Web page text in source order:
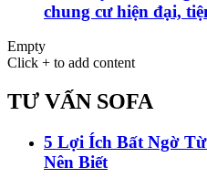
chung cư hiện đại,
Empty
Click + to add content
TƯ VẤN SOFA
5 Lợi Ích Bất Ngờ
Nên Biết